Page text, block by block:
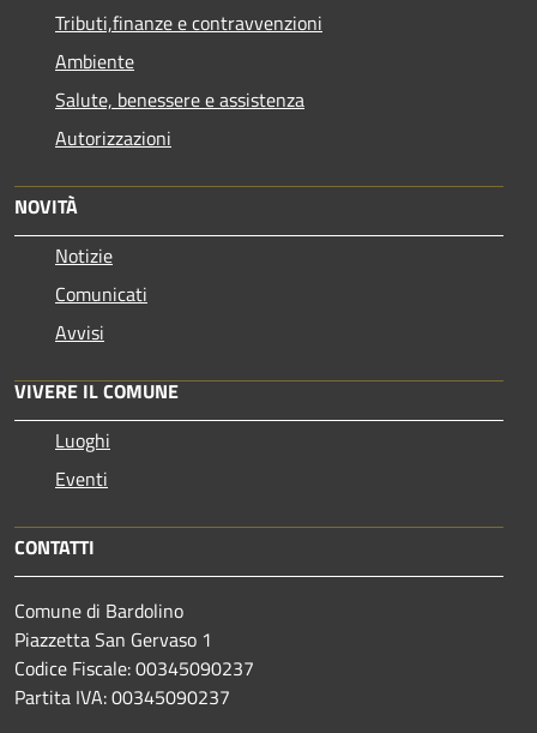
Tributi,finanze e contravvenzioni
Ambiente
Salute, benessere e assistenza
Autorizzazioni
NOVITÀ
Notizie
Comunicati
Avvisi
VIVERE IL COMUNE
Luoghi
Eventi
CONTATTI
Comune di Bardolino
Piazzetta San Gervaso 1
Codice Fiscale: 00345090237
Partita IVA: 00345090237